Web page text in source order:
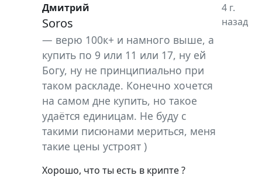
Дмитрий
Soros
верю 100к+ и намного выше, а
купить по 9 или 11 или 17, ну ей
Богу, ну не принципиально при
таком раскладе. Конечно хочется
на самом дне купить, но такое
удаётся единицам. Не буду с
такими писюнами мериться, меня
такие цены устроят )
Хорошо, что ты есть в крипте ?
4 г.
назад